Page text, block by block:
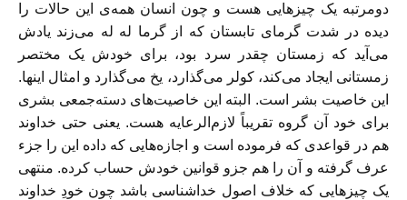
دومرتبه یک چیزهایی هست و چون انسان همه‌ی این حالات را
دیده در شدت گرمای تابستان که از گرما له له می‌زند یادش
می‌آید که زمستان چقدر سرد بود، برای خودش یک مختصر
زمستانی ایجاد می‌کند، کولر می‌گذارد، یخ می‌گذارد و امثال اینها.
این خاصیت بشر است. البته این خاصیت‌های دسته‌جمعی بشری
برای خود آن گروه تقریباً لازم‌الرعایه هست. یعنی حتی خداوند
هم در قواعدی که فرموده است و اجازه‌هایی که داده این را جزء
عرف گرفته و آن را هم جزو قوانین خودش حساب کرده. منتهی
یک چیزهایی که خلاف اصول خداشناسی باشد چون خودِ خداوند